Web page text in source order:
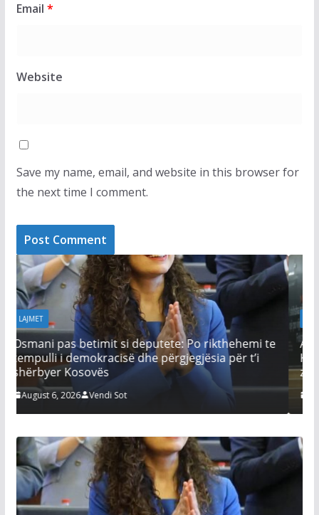
Email *
Website
Save my name, email, and website in this browser for
the next time I comment.
Po rikthehemi te
përgjegjësia për t’i
LAJMET
Afati për konstituimin e
Kurti thotë se seanca s’mund
zgjidhur çështjen e Presidentit
Vendi Sot